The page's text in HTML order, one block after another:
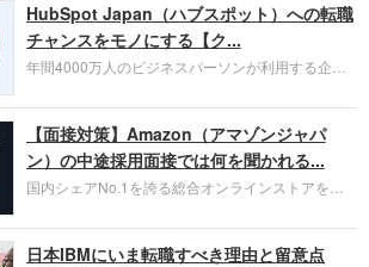
HubSpot Japan（ハブスポット）への転職
チャンスをモノにする【ク...
年間4000万人のビジネスパーソンが利用する企業
お勧めするイチオシ企業をご紹介します。今回はク
ラウド型CRMプラットフォームを提供する
HubSpot Japan（ハブスポット・ジャパン）株式会
社です。採用面接対策の企業研究にご活用くださ
い。
【面接対策】Amazon（アマゾンジャパ
ン）の中途採用面接では何を聞かれる...
国内シェアNo.1を誇る総合オンラインストアを運
圧倒的な存在感を持つAmazon。中途採用面接では
過去の具体的な業務成果やリーダーシップの発揮、
日本IBMにいま転職すべき理由と留意点